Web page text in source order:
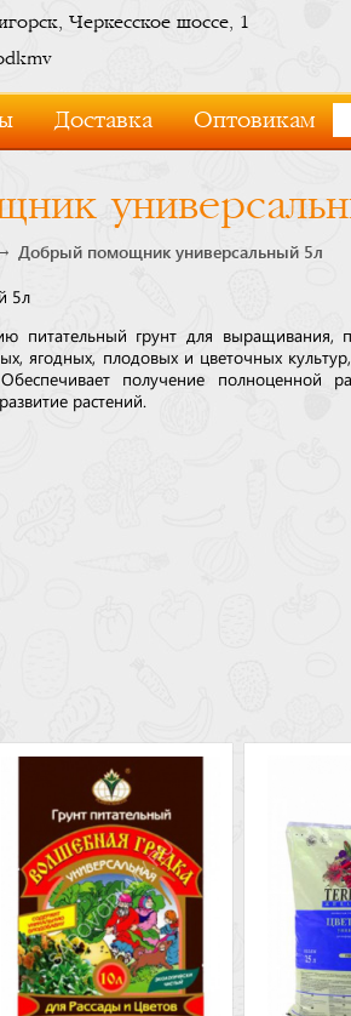
Черкесское шоссе, 1
Доставка Оптовикам
Добрый помощник универсальный 5л
5л
питательный грунт для выращивания,
ягодных, плодовых и цветочных
получение полноценной
растений.